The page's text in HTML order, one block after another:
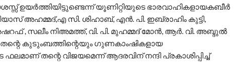
ഉയർത്തിയിട്ടുണ്ടെന്ന് യൂണിറ്റിയുടെ ഭാരവാഹികളായകബീർ
അഹമ്മദ്,എ സി. ശിഹാബ്, എൻ. പി. ഇബ്രാഹിം കുട്ടി,
, സലീം നിഅമത്ത്, വി. പി. മുഹമ്മദ്‌ മോൻ, ആർ. വി. അബ്ദുൽ
കുടുംബത്തിന്റെയും ഗുണകാംഷികളായ
തന്റെ വിജയമെന്ന് ആദരവിന് നന്ദി പ്രകാശിപ്പിച്ച്